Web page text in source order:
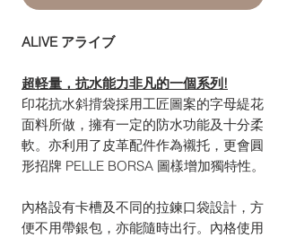
ALIVE アライブ
超軽量，抗水能力非凡的一個系列!
印花抗水斜揹袋採用工匠圖案的字母緹花
面料所做，擁有一定的防水功能及十分柔
軟。亦利用了皮革配件作為襯托，更會圓
形招牌 PELLE BORSA 圖樣增加獨特性。
內格設有卡槽及不同的拉鍊口袋設計，方
便不用帶銀包，亦能隨時出行。內格使用